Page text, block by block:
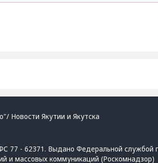
Новости Якутии и Якутска
77 - 62371. Выдано Федеральной службой
и массовых коммуникаций (Роскомнадзор)